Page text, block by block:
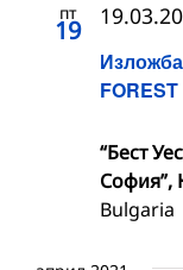
пт
19
FOREST
“Бест
София”,
Bulgaria